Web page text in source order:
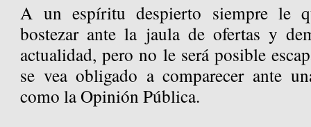
A un espíritu despierto siempre le
bostezar ante la jaula de ofertas y
actualidad, pero no le será posible
se vea obligado a comparecer ante
como la Opinión Pública.